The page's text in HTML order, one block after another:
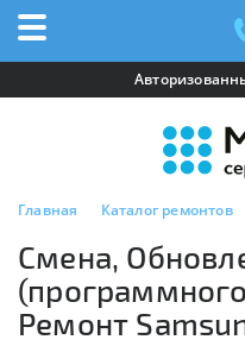
Главная Каталог ремонтов
Смена,
Ремонт